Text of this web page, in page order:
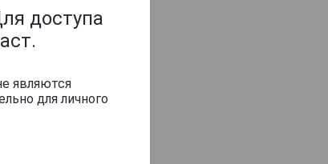
доступа
являются
для личного